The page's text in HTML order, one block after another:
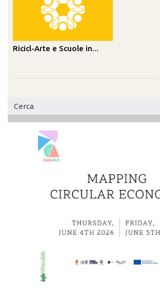
Ricicl-Arte e Scuole in...
Form
di
ricerca
Cerca